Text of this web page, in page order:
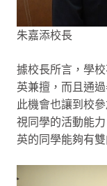
朱嘉添校長
據校長所言，學
英兼擅，而且通
此機會也讓到校
視同學的活動能
英的同學能夠有